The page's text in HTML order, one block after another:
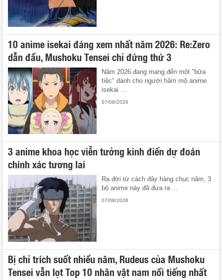
10 anime isekai đáng xem nhất năm 2026: Re:Zero
dẫn đầu, Mushoku Tensei chỉ đứng thứ 3
Năm 2026 đang mang đến một "bữa
tiệc" dành cho người hâm mộ anime
isekai ...
07/08/2026
3 anime khoa học viễn tưởng kinh điển dự đoán
chính xác tương lai
Ra đời từ cách đây hàng chục năm, 3
bộ anime này đã đưa ra ...
07/08/2026
Bị chỉ trích suốt nhiều năm, Rudeus của Mushoku
Tensei vẫn lọt Top 10 nhân vật nam nổi tiếng nhất